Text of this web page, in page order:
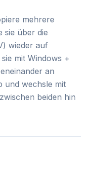
mehrere
sie über die
wieder auf
mit Windows +
an
und wechsle mit
beiden hin